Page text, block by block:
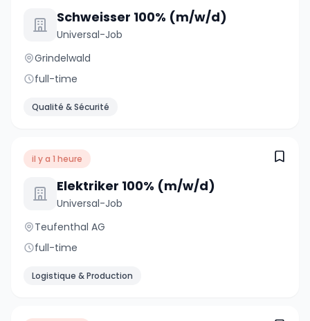
Schweisser 100% (m/w/d)
Universal-Job
Grindelwald
full-time
Qualité & Sécurité
il y a 1 heure
Elektriker 100% (m/w/d)
Universal-Job
Teufenthal AG
full-time
Logistique & Production